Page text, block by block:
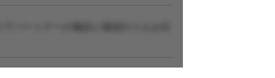
パートナーが施設に確認のうえお伝